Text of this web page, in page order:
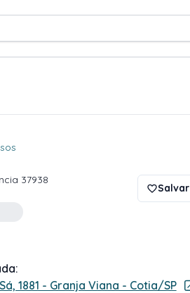
37938
Salvar
1881 - Granja Viana - Cotia/SP